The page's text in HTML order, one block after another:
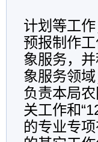
计划等工
预报制作
象服务，
象服务领
负责本局
关工作和“
的专业专